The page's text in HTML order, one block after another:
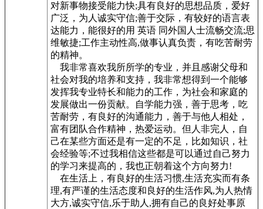
对新事物接受能力快;具有良好的思想品质，爱好
广泛，为人诚实守信;善于交际，有较好的语言表
达能力，能很好的用 英语 同外国人士流畅交流;思
维敏捷;工作主动性高,做事认真负责，有吃苦耐劳
的精神。
我非常喜欢我所所学的专业，并且感谢父母和
社会对我的培养和支持，我非常想得到一个能够
发挥我专业特长和能力的工作，为社会和家庭的
发展做出一份贡献。自学能力强，善于思考，吃
苦耐劳，有良好的沟通能力，善于与他人相处，
富有团队合作精神，热爱运动。但人非完人，自
己在某些方面还是有一定的不足，比如知识，社
会经验等;不过我相信这些都是可以通过自己努力
的学习来提高的，我也正朝着这个方向努力!
在生活上，有良好的生活习惯,生活充实而有条
理,有严谨的生活态度和良好的生活作风,为人热情
大方,诚实守信,乐于助人,拥有自己的良好处事原